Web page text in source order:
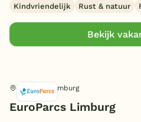
Kindvriendelijk Rust & natuur
Bekijk
Susteren, Limburg
EuroParcs Limburg